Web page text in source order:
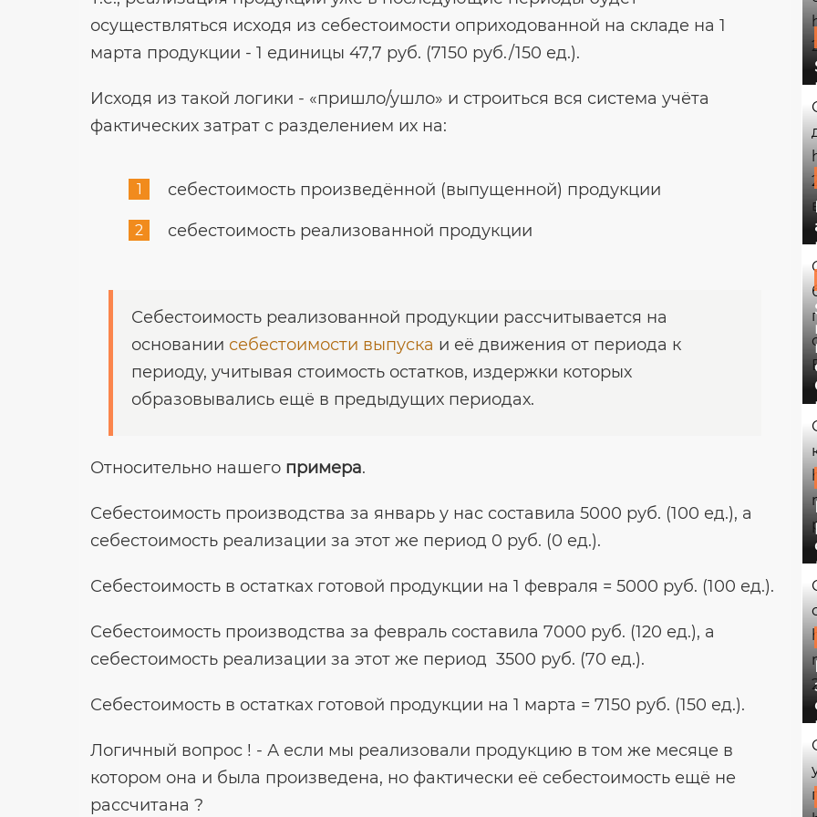
осуществляться исходя из себестоимости оприходованной на складе на 1
марта продукции - 1 единицы 47,7 руб. (7150 руб./150 ед.).
Исходя из такой логики - «пришло/ушло» и строиться вся система учёта
фактических затрат с разделением их на:
себестоимость произведённой (выпущенной) продукции
себестоимость реализованной продукции
Себестоимость реализованной продукции рассчитывается на
основании себестоимости выпуска и её движения от периода к
периоду, учитывая стоимость остатков, издержки которых
образовывались ещё в предыдущих периодах.
Относительно нашего примера.
Себестоимость производства за январь у нас составила 5000 руб. (100 ед.), а
себестоимость реализации за этот же период 0 руб. (0 ед.).
Себестоимость в остатках готовой продукции на 1 февраля = 5000 руб. (100 ед.).
Себестоимость производства за февраль составила 7000 руб. (120 ед.), а
себестоимость реализации за этот же период 3500 руб. (70 ед.).
Себестоимость в остатках готовой продукции на 1 марта = 7150 руб. (150 ед.).
Логичный вопрос ! - А если мы реализовали продукцию в том же месяце в
котором она и была произведена, но фактически её себестоимость ещё не
рассчитана ?